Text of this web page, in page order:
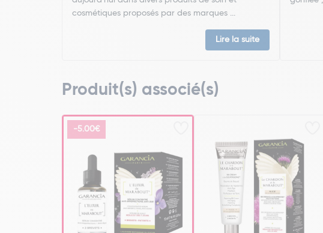
cosmétiques proposés par des marques ...
Lire la suite
Produit(s) associé(s)
-5.00€